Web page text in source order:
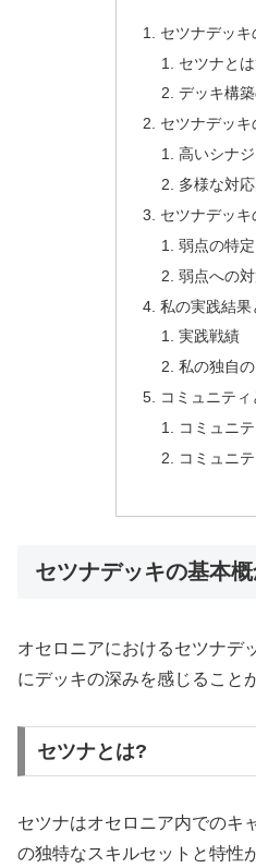
セツナデッキ
セツナと
デッキ構
セツナデッキ
高いシナ
多様な対
セツナデッ
弱点の特定
弱点への
私の実践結果
実践戦績
私の独自
コミュニテ
コミュニ
コミュニ
セツナデッキの基本
オセロニアにおけるセツナデ
にデッキの深みを感じること
セツナとは?
セツナはオセロニア内でのキ
の独特なスキルセットと特性